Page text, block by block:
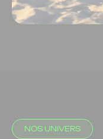
NOS UNIVERS